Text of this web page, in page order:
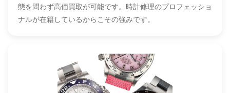
態を問わず高価買取が可能です。時計修理のプロフェッショ
ナルが在籍しているからこその強みです。